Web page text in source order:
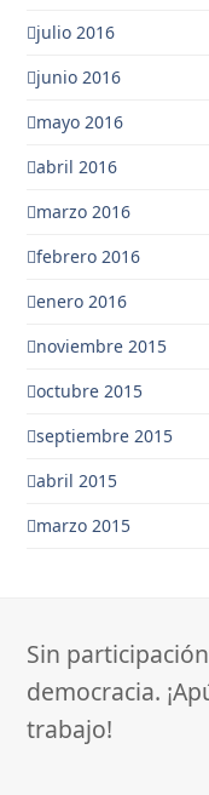
julio 2016
junio 2016
mayo 2016
abril 2016
marzo 2016
febrero 2016
enero 2016
noviembre 2015
octubre 2015
septiembre 2015
abril 2015
marzo 2015
Sin
democracia.
trabajo!